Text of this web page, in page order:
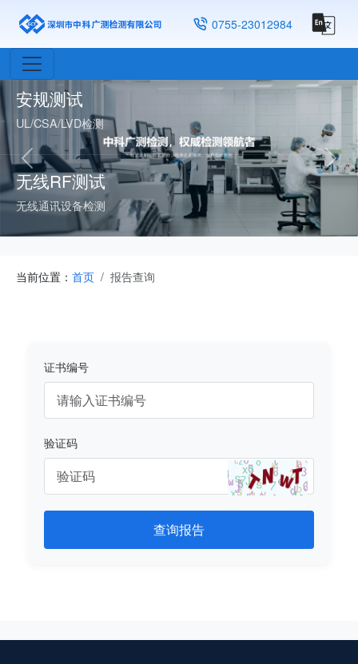
0755-23012984
物理测试
安规测试
UL/CSA/LVD检测
无线RF测试
无线通讯设备检测
Previous Next
当前位置： 首页 报告查询
证书编号
验证码
查询报告